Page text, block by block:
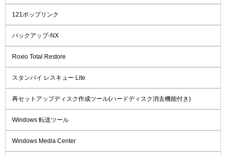
121ポップリンク
バックアップ-NX
Roxio Total Restore
スタンバイ レスキュー Lite
再セットアップディスク作成ツール(ハードディスク消去機能付き)
Windows 転送ツール
Windows Media Center